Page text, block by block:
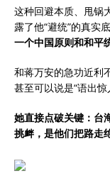
这种回避本质、甩锅
露了他“避统”的真
一个中国原则和和平
和蒋万安的急功近利
甚至可以说是“语出惊
她直接点破关键：台
挑衅，是他们把路走